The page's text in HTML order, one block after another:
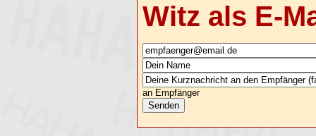
Witz als E-
an Empfänger